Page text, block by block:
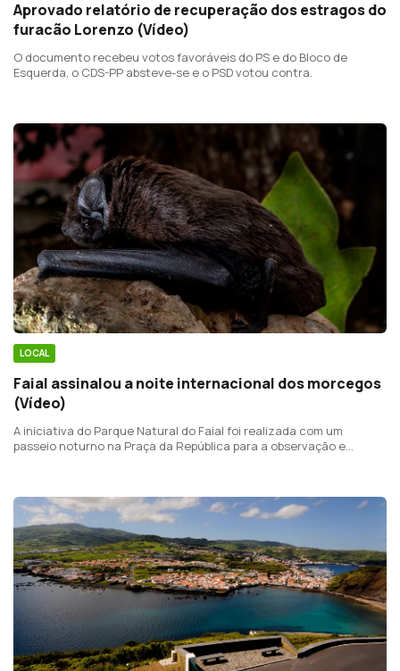
Aprovado relatório de recuperação dos estragos do
furacão Lorenzo (Vídeo)
O documento recebeu votos favoráveis do PS e do Bloco de
Esquerda, o CDS-PP absteve-se e o PSD votou contra.
LOCAL
Faial assinalou a noite internacional dos morcegos
(Vídeo)
A iniciativa do Parque Natural do Faial foi realizada com um
passeio noturno na Praça da República para a observação e